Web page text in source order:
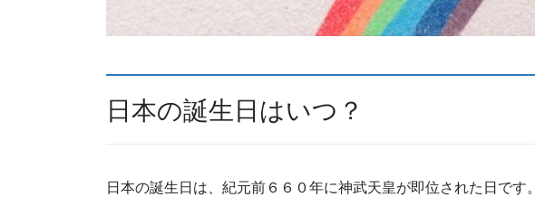
日本の誕生日はいつ？
日本の誕生日は、紀元前６６０年に神武天皇が即位された日です。